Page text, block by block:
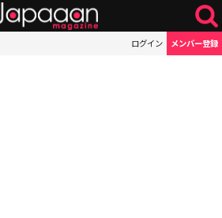
ログイン メンバー登録